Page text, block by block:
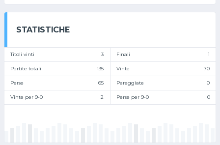
STATISTICHE
Titoli vinti 3 Finali 1
Partite totali 135 Vinte 70
Perse 65 Pareggiate 0
Vinte per 9-0 2 Perse per 9-0 0